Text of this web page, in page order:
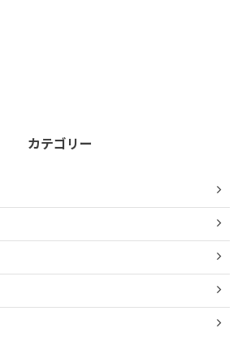
カテゴリー